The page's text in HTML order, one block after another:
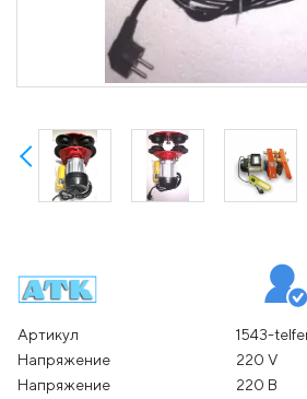
Артикул
1543-
Напряжение
220 V
Напряжение
220 В